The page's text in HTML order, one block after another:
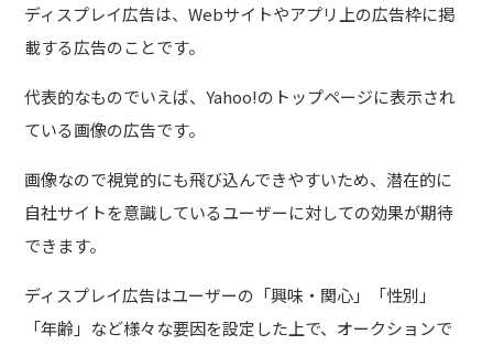
ディスプレイ広告は、Webサイトやアプリ上の広告枠に掲
載する広告のことです。
代表的なものでいえば、Yahoo!のトップページに表示され
ている画像の広告です。
画像なので視覚的にも飛び込んできやすいため、潜在的に
自社サイトを意識しているユーザーに対しての効果が期待
できます。
ディスプレイ広告はユーザーの「興味・関心」「性別」
「年齢」など様々な要因を設定した上で、オークションで